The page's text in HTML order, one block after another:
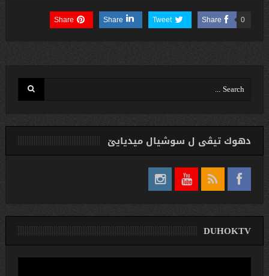
Share 0
Tweet
Share
Share
دهوك تیڤی ل سوشیال ميديایێ
DUHOKTV